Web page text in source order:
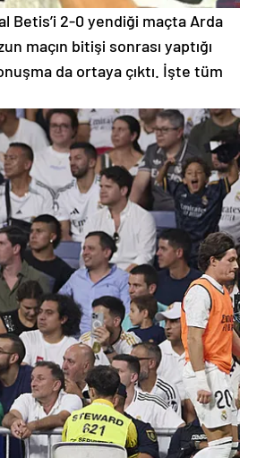
Betis’i 2-0 yendiği maçta Arda
maçın bitişi sonrası yaptığı
da ortaya çıktı. İşte tüm